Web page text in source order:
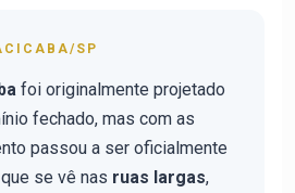
SP
foi originalmente projetado
fechado, mas com as
passou a ser oficialmente
se vê nas ruas largas,